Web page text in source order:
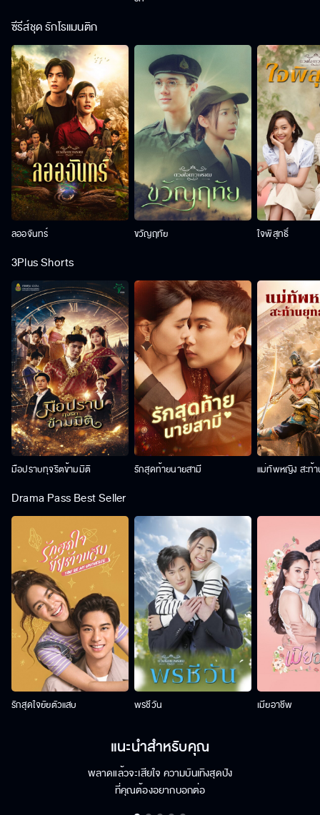
ซีรีส์ชุด รักโรแมนติก
ลออจันทร์ ขวัญฤทัย ใจพิสุทธิ์
3Plus Shorts
มือปราบทุจริตข้ามมิติ รักสุดท้ายนายสามี แม่ทัพหญิง สะท้
Drama Pass Best Seller
รักสุดใจยัยตัวแสบ พรชีวัน เมียอาชีพ
แนะนำสำหรับคุณ
พลาดแล้วจะเสียใจ ความบันเทิงสุดปัง
ที่คุณต้องอยากบอกต่อ